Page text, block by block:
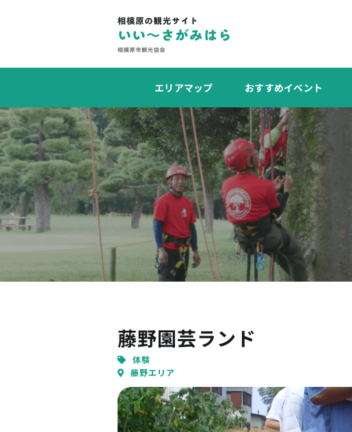
エリアマップ おすすめイベント
藤野園芸ランド
体験
藤野エリア